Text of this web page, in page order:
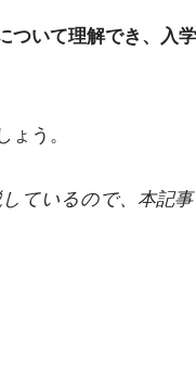
ついて理解でき、入
ょう。
ているので、本記